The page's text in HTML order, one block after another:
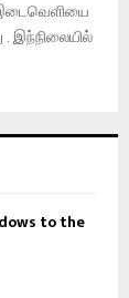
. இந்நிலையில்
to the